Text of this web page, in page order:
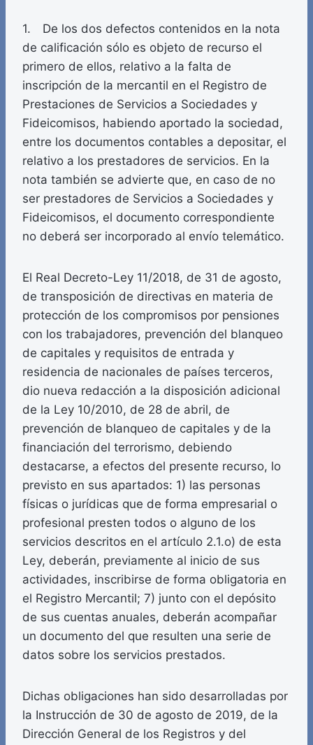
1. De los dos defectos contenidos en la nota
de calificación sólo es objeto de recurso el
primero de ellos, relativo a la falta de
inscripción de la mercantil en el Registro de
Prestaciones de Servicios a Sociedades y
Fideicomisos, habiendo aportado la sociedad,
entre los documentos contables a depositar, el
relativo a los prestadores de servicios. En la
nota también se advierte que, en caso de no
ser prestadores de Servicios a Sociedades y
Fideicomisos, el documento correspondiente
no deberá ser incorporado al envío telemático.
El Real Decreto-Ley 11/2018, de 31 de agosto,
de transposición de directivas en materia de
protección de los compromisos por pensiones
con los trabajadores, prevención del blanqueo
de capitales y requisitos de entrada y
residencia de nacionales de países terceros,
dio nueva redacción a la disposición adicional
de la Ley 10/2010, de 28 de abril, de
prevención de blanqueo de capitales y de la
financiación del terrorismo, debiendo
destacarse, a efectos del presente recurso, lo
previsto en sus apartados: 1) las personas
físicas o jurídicas que de forma empresarial o
profesional presten todos o alguno de los
servicios descritos en el artículo 2.1.o) de esta
Ley, deberán, previamente al inicio de sus
actividades, inscribirse de forma obligatoria en
el Registro Mercantil; 7) junto con el depósito
de sus cuentas anuales, deberán acompañar
un documento del que resulten una serie de
datos sobre los servicios prestados.
Dichas obligaciones han sido desarrolladas por
la Instrucción de 30 de agosto de 2019, de la
Dirección General de los Registros y del